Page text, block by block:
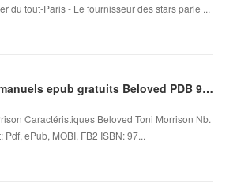
du tout-Paris - Le fournisseur des stars parle ...
Téléchargez des manuels epub gratuits Beloved PDB 9782267028140
Caractéristiques Beloved Toni Morrison Nb.
ePub, MOBI, FB2 ISBN: 97...